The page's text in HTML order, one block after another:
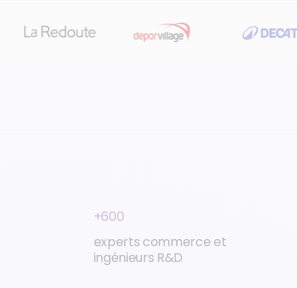
+600
experts commerce et
ingénieurs R&D